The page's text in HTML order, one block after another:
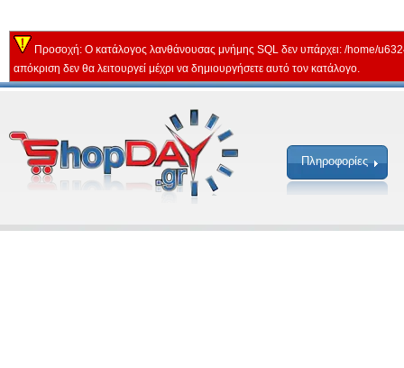
Προσοχή: Ο κατάλογος λανθάνουσας μνήμης SQL δεν υπάρχει: /home/
απόκριση δεν θα λειτουργεί μέχρι να δημιουργήσετε αυτό τον κατάλογο.
Πληροφορίες